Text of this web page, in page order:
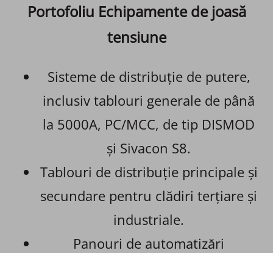
Portofoliu Echipamente de joasă
tensiune
Sisteme de distribuție de putere,
inclusiv tablouri generale de până
la 5000A, PC/MCC, de tip DISMOD
și Sivacon S8.
Tablouri de distribuție principale și
secundare pentru clădiri terțiare și
industriale.
Panouri de automatizări